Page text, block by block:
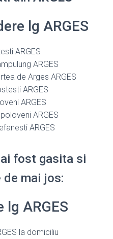
lg ARGES
ARGES
ARGES
de Arges ARGES
ARGES
ARGES
ARGES
ARGES
fost gasita si
mai jos:
ARGES
la domiciliu